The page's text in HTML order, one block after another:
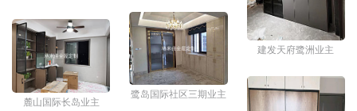
麓山国际长岛业主
鹭岛国际社区三期业主
建发天府鹭洲业主